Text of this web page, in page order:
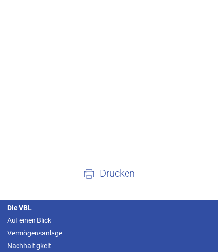
Drucken
Die VBL
Auf einen Blick
Vermögensanlage
Nachhaltigkeit